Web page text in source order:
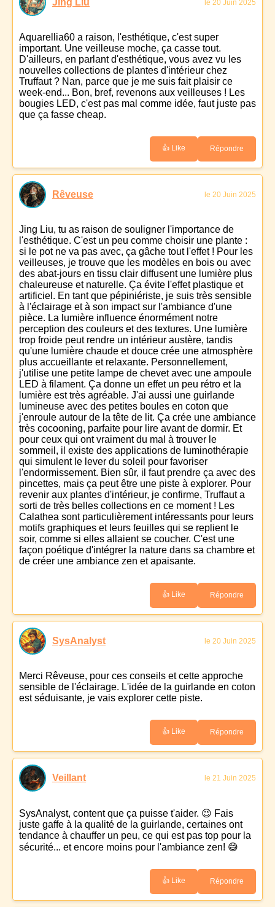
Jing Liu le 20 Juin 2025
Aquarellia60 a raison, l'esthétique, c'est super
important. Une veilleuse moche, ça casse tout.
D'ailleurs, en parlant d'esthétique, vous avez vu les
nouvelles collections de plantes d'intérieur chez
Truffaut ? Nan, parce que je me suis fait plaisir ce
week-end... Bon, bref, revenons aux veilleuses ! Les
bougies LED, c'est pas mal comme idée, faut juste pas
que ça fasse cheap.
👍 Like Répondre
Rêveuse le 20 Juin 2025
Jing Liu, tu as raison de souligner l'importance de
l'esthétique. C'est un peu comme choisir une plante :
si le pot ne va pas avec, ça gâche tout l'effet ! Pour les
veilleuses, je trouve que les modèles en bois ou avec
des abat-jours en tissu clair diffusent une lumière plus
chaleureuse et naturelle. Ça évite l'effet plastique et
artificiel. En tant que pépiniériste, je suis très sensible
à l'éclairage et à son impact sur l'ambiance d'une
pièce. La lumière influence énormément notre
perception des couleurs et des textures. Une lumière
trop froide peut rendre un intérieur austère, tandis
qu'une lumière chaude et douce crée une atmosphère
plus accueillante et relaxante. Personnellement,
j'utilise une petite lampe de chevet avec une ampoule
LED à filament. Ça donne un effet un peu rétro et la
lumière est très agréable. J'ai aussi une guirlande
lumineuse avec des petites boules en coton que
j'enroule autour de la tête de lit. Ça crée une ambiance
très cocooning, parfaite pour lire avant de dormir. Et
pour ceux qui ont vraiment du mal à trouver le
sommeil, il existe des applications de luminothérapie
qui simulent le lever du soleil pour favoriser
l'endormissement. Bien sûr, il faut prendre ça avec des
pincettes, mais ça peut être une piste à explorer. Pour
revenir aux plantes d'intérieur, je confirme, Truffaut a
sorti de très belles collections en ce moment ! Les
Calathea sont particulièrement intéressants pour leurs
motifs graphiques et leurs feuilles qui se replient le
soir, comme si elles allaient se coucher. C'est une
façon poétique d'intégrer la nature dans sa chambre et
de créer une ambiance zen et apaisante.
👍 Like Répondre
SysAnalyst le 20 Juin 2025
Merci Rêveuse, pour ces conseils et cette approche
sensible de l'éclairage. L'idée de la guirlande en coton
est séduisante, je vais explorer cette piste.
👍 Like Répondre
Veillant le 21 Juin 2025
SysAnalyst, content que ça puisse t'aider. 😉 Fais
juste gaffe à la qualité de la guirlande, certaines ont
tendance à chauffer un peu, ce qui est pas top pour la
sécurité... et encore moins pour l'ambiance zen! 😅
👍 Like Répondre